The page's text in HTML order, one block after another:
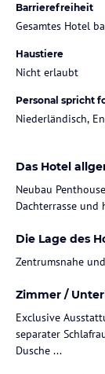
Barrierefreiheit
Gesamtes Hotel
Haustiere
Nicht erlaubt
Personal spricht
Niederländisch,
Das Hotel
Neubau
Dachterrasse und
Die Lage des
Zentrumsnahe
Zimmer /
Exclusive
separater
Dusche ...